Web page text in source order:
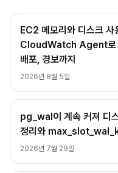
EC2 메모리와 디스크
CloudWatch Agent로
배포, 경보까지
2026년 8월 5일
pg_wal이 계속 커져 디
정리와
2026년 7월 29일